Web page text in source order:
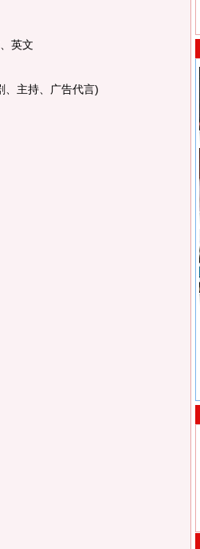
英文
主持、广告代言)